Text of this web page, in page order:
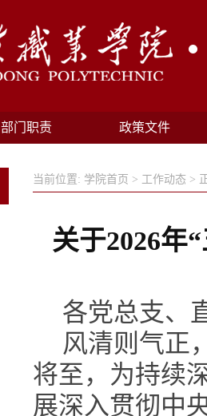
部门职责 政策文件
当前位置: 学院首页 > 工作动态 >
关于2026年
各党总支、
风清则气正
将至，为持续
展深入贯彻中